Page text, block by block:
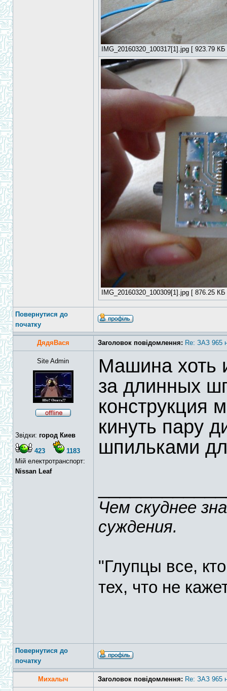
IMG_20160320_100317[1].jpg [ 923.79
IMG_20160320_100309[1].jpg [ 876.25
Повернутися до
початку
ДядяВася Заголовок повідомлення: Re: ЗАЗ 965
Site Admin
Звідки: город Киев
423
1183
Мій електротранспорт:
Nissan Leaf
Машина хоть
за длинных
конструкция
кинуть пару
шпильками
Чем скуднее
суждения.
"Глупцы все,
тех, что не
Повернутися до
початку
Михалыч Заголовок повідомлення: Re: ЗАЗ 965